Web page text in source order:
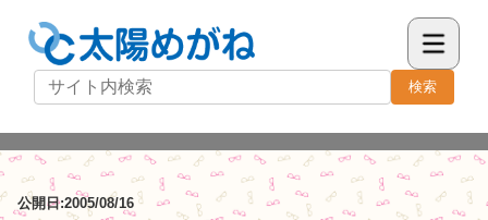
検索
公開日:2005/08/16